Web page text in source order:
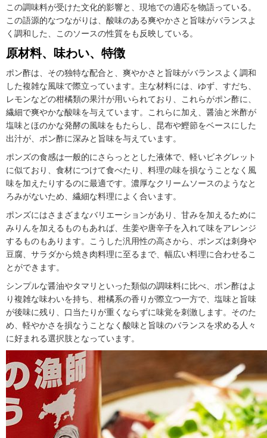
この調味料が受けた文化的影響と、現地での適応を物語っている。
この語源的なつながりは、酸味のある爽やかさと旨味がバランスよ
く調和した、このソースの性質をも反映している。
原材料、味わい、特徴
ポン酢は、その独特な配合と、爽やかさと旨味がバランスよく調和
した複雑な風味で際立っています。主な材料には、ゆず、すだち、
レモンなどの柑橘類の果汁が用いられており、これらがポン酢に、
繊細で爽やかな酸味を与えています。これらに加え、醤油と米酢が
塩味とほのかな発酵の風味をもたらし、昆布や鰹節をベースにした
出汁が、ポン酢に深みと旨味を与えています。
ポンズの食感は一般的にさらっととした液体で、軽いビネグレット
に似ており、食材につけて食べたり、料理の味を損なうことなく風
味を加えたりするのに最適です。濃厚なクリームソースのようなと
ろみがないため、繊細な料理によく合います。
ポンズにはさまざまなバリエーションがあり、甘みを加えるために
みりんを加えるものもあれば、生姜や唐辛子を入れて味をアレンジ
するものもあります。こうした汎用性の高さから、ポンズは刺身や
豆腐、サラダから焼き肉料理に至るまで、幅広い料理に合わせるこ
とができます。
シンプルな醤油やタマリといった類似の調味料に比べ、ポン酢はよ
り複雑な味わいを持ち、柑橘系の香りが際立つ一方で、塩味と旨味
が後味に残り、口当たりが重くならずに味覚を刺激します。そのた
め、軽やかさを損なうことなく酸味と旨味のバランスを求める人々
に好まれる選択肢となっています。